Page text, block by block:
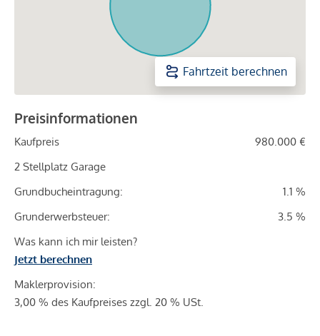
Fahrtzeit berechnen
Preisinformationen
Kaufpreis
980.000 €
2 Stellplatz Garage
Grundbucheintragung:
1.1 %
Grunderwerbsteuer:
3.5 %
Was kann ich mir leisten?
Jetzt berechnen
Maklerprovision:
3,00 % des Kaufpreises zzgl. 20 % USt.